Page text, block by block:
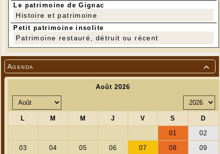

Agenda
Le patrimoine de Gignac
Histoire et patrimoine
Petit patrimoine insolite
Patrimoine restauré, détruit ou récent